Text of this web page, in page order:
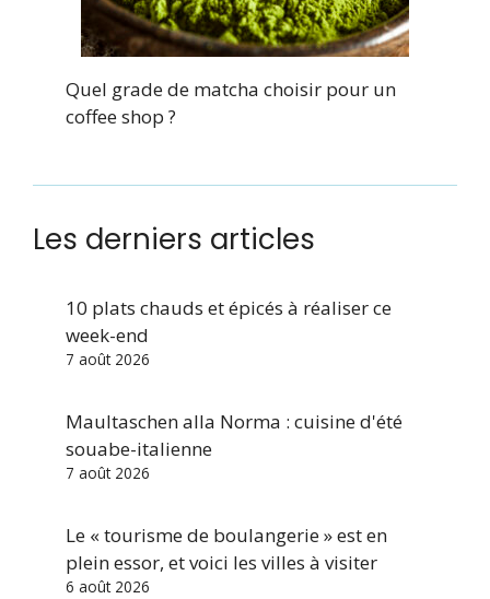
Quel grade de matcha choisir pour un
coffee shop ?
Les derniers articles
10 plats chauds et épicés à réaliser ce
week-end
7 août 2026
Maultaschen alla Norma : cuisine d'été
souabe-italienne
7 août 2026
Le « tourisme de boulangerie » est en
plein essor, et voici les villes à visiter
6 août 2026